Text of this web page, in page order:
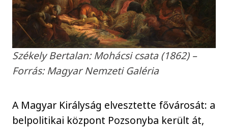
Székely Bertalan: Mohácsi csata (1862) –
Forrás: Magyar Nemzeti Galéria
A Magyar Királyság elvesztette fővárosát: a
belpolitikai központ Pozsonyba került át,